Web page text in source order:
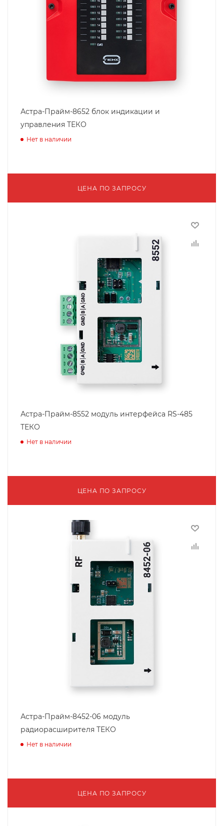
Астра-Прайм-8652 блок индикации и
управления ТЕКО
Нет в наличии
ЦЕНА ПО ЗАПРОСУ
Астра-Прайм-8552 модуль интерфейса RS-485
ТЕКО
Нет в наличии
ЦЕНА ПО ЗАПРОСУ
Астра-Прайм-8452-06 модуль
радиорасширителя ТЕКО
Нет в наличии
ЦЕНА ПО ЗАПРОСУ